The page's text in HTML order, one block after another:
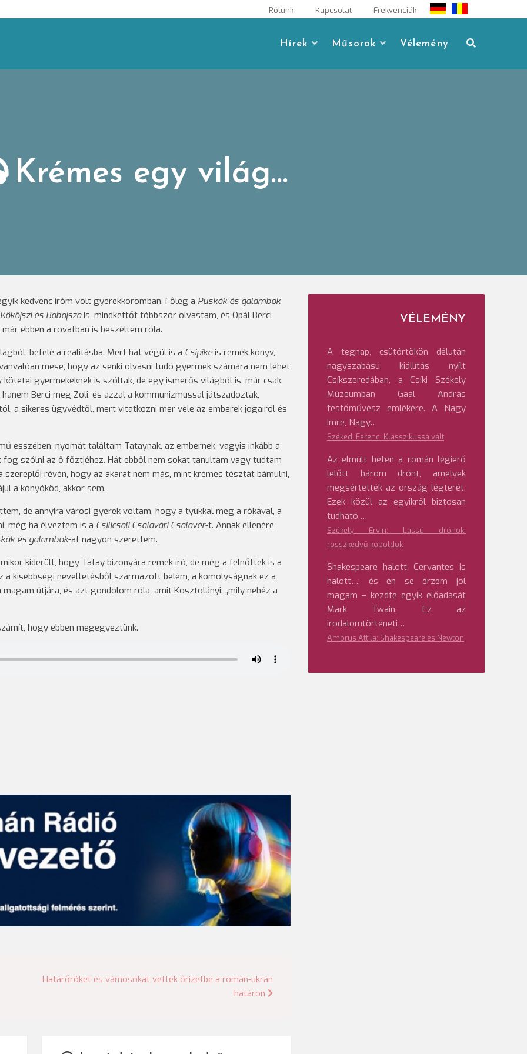
Rólunk Kapcsolat Frekvenciák
Hírek Műsorok Vélemény
Krémes egy világ…
kedvenc íróm volt gyerekkoromban. Főleg a Puskák és galambok
Kököjszi és Bobojszais, mindkettőt többször olvastam, és Opál Berci
ebben a rovatban is beszéltem róla.
befelé a realitásba. Mert hát végül is a Csipikeis remek könyv,
mese, hogy az senki olvasni tudó gyermek számára nem lehet
gyermekeknek is szóltak, de egy ismerős világból is, már csak
Berci meg Zoli, és azzal a kommunizmussal játszadoztak,
a sikeres ügyvédtől, mert vitatkozni mer vele az emberek jogairól és
esszében, nyomát találtam Tataynak, az embernek, vagyis inkább a
szólni az ő főztjéhez. Hát ebből nem sokat tanultam vagy tudtam
révén, hogy az akarat nem más, mint krémes tésztát bámulni,
a könyököd, akkor sem.
de annyira városi gyerek voltam, hogy a tyúkkal meg a rókával, a
még ha élveztem is a Csilicsali Csalavári Csalavér-t. Annak ellenére
és galambok-at nagyon szerettem.
kiderült, hogy Tatay bizonyára remek író, de még a felnőttek is a
kisebbségi neveltetésből származott belém, a komolyságnak ez a
útjára, és azt gondolom róla, amit Kosztolányi: „mily nehéz a
hogy ebben megegyeztünk.
Határőröket és vámosokat vettek őrizetbe a román-ukrán
határon
VÉLEMÉNY
A tegnap, csütörtökön délután
nagyszabású kiállítás nyílt
Csíkszeredában, a Csíki Székely
Múzeumban Gaál András
festőművész emlékére. A Nagy
Imre, Nagy…
Székedi Ferenc: Klasszikussá vált
Az elmúlt héten a román légierő
lelőtt három drónt, amelyek
megsértették az ország légterét.
Ezek közül az egyikről biztosan
tudható,…
Székely Ervin: Lassú drónok,
rosszkedvű koboldok
Shakespeare halott; Cervantes is
halott…; és én se érzem jól
magam – kezdte egyik előadását
Mark Twain. Ez az
irodalomtörténeti…
Ambrus Attila: Shakespeare és Newton